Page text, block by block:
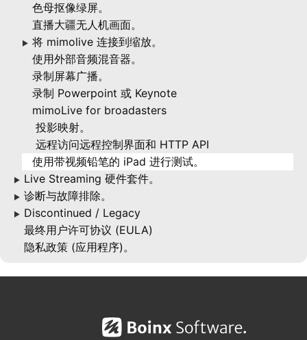
色母抠像绿屏。
直播大疆无人机画面。
▶ 将 mimolive 连接到缩放。
使用外部音频混音器。
录制屏幕广播。
录制 Powerpoint 或 Keynote
mimoLive for broadasters
投影映射。
远程访问远程控制界面和 HTTP API
使用带视频铅笔的 iPad 进行测试。
▶ Live Streaming 硬件套件。
▶ 诊断与故障排除。
▶ Discontinued / Legacy
最终用户许可协议 (EULA)
隐私政策 (应用程序)。